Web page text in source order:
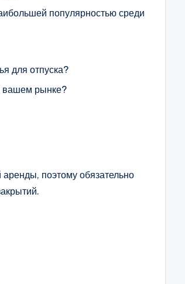
популярностью среди
для отпуска?
вашем рынке?
поэтому обязательно